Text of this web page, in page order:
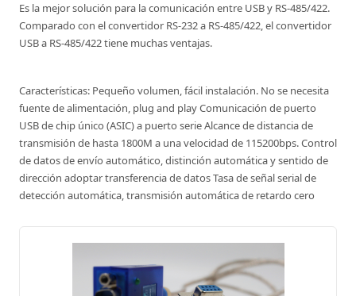
Es la mejor solución para la comunicación entre USB y RS-485/422.
Comparado con el convertidor RS-232 a RS-485/422, el convertidor
USB a RS-485/422 tiene muchas ventajas.
Características: Pequeño volumen, fácil instalación. No se necesita
fuente de alimentación, plug and play Comunicación de puerto
USB de chip único (ASIC) a puerto serie Alcance de distancia de
transmisión de hasta 1800M a una velocidad de 115200bps. Control
de datos de envío automático, distinción automática y sentido de
dirección adoptar transferencia de datos Tasa de señal serial de
detección automática, transmisión automática de retardo cero